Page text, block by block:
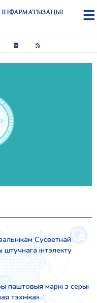
ІНФАРМАТЫЗАЦЫІ
Сусветнай
штучнага інтэлекту
паштовыя маркі з серыі
тэхніка»